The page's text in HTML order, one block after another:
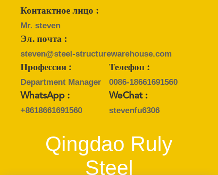
КАРТА
САЙТА
PRIVACY
POLICY
Контактное лицо :
Mr. steven
Эл. почта :
steven@steel-structurewarehouse.com
Профессия :
Department Manager
Телефон :
0086-18661691560
WhatsApp :
+8618661691560
WeChat :
stevenfu6306
Qingdao Ruly
Steel